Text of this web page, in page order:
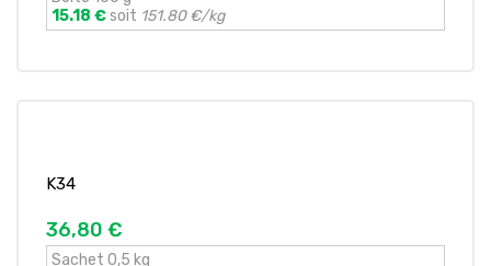
15.18 €soit 151.80 €/kg
K34
36,80 €
Sachet 0,5 kg